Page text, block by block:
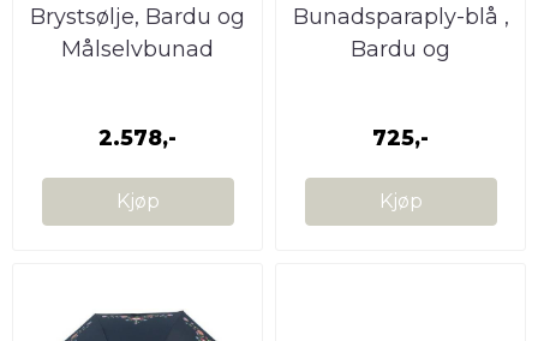
Brystsølje, Bardu og
Målselvbunad
2.578,-
Kjøp
Bunadsparaply-blå ,
Bardu og
725,-
Kjøp